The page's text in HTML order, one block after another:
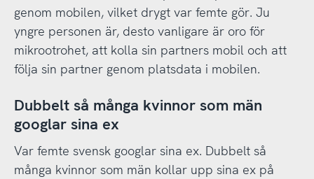
genom mobilen, vilket drygt var femte gör. Ju
yngre personen är, desto vanligare är oro för
mikrootrohet, att kolla sin partners mobil och att
följa sin partner genom platsdata i mobilen.
Dubbelt så många kvinnor som män
googlar sina ex
Var femte svensk googlar sina ex. Dubbelt så
många kvinnor som män kollar upp sina ex på